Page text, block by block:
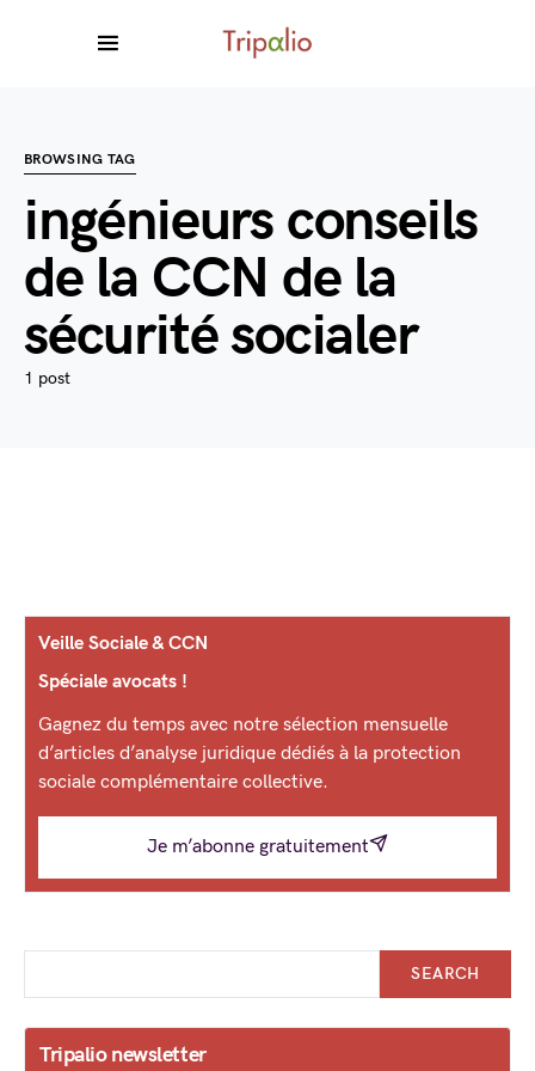
BROWSING TAG
ingénieurs conseils
de la CCN de la
sécurité socialer
1 post
Veille Sociale & CCN
Spéciale avocats !
Gagnez du temps avec notre sélection mensuelle
d’articles d’analyse juridique dédiés à la protection
sociale complémentaire collective.
Je m’abonne gratuitement
SEARCH
Tripalio newsletter